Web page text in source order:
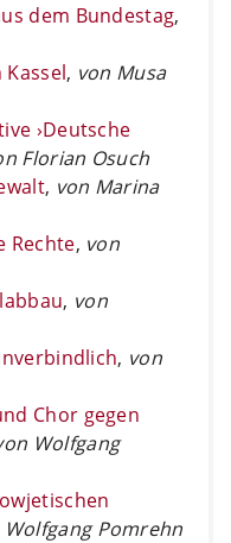
dem Bundestag,
, von Musa
›Deutsche
Florian Osuch
, von Marina
Rechte, von
, von
, von
Chor gegen
Wolfgang
Wolfgang Pomrehn